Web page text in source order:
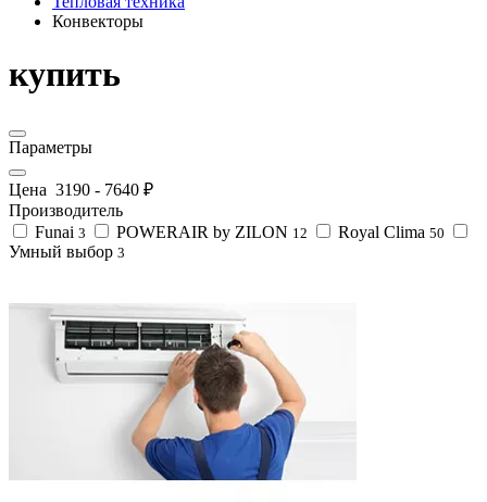
Конвекторы
купить
Параметры
Цена 3190 - 7640 ₽
Производитель
Funai 3 POWERAIR by ZILON 12 Royal Clima 50
Умный выбор 3